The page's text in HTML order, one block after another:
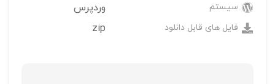
سیستم وردپرس
فایل های قابل دانلود zip